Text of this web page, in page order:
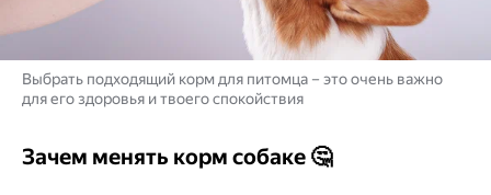
Выбрать подходящий корм для питомца – это очень важно
для его здоровья и твоего спокойствия
Зачем менять корм собаке 🤔